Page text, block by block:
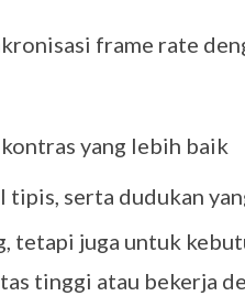
frame rate
yang lebih baik
tipis, serta dudukan
tetapi juga untuk
tinggi atau bekerja